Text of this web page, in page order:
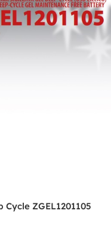
ZGEL1201105